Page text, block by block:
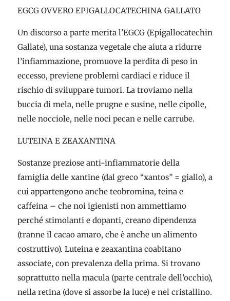
EGCG OVVERO EPIGALLOCATECHINA GALLATO
Un discorso a parte merita l’EGCG (Epigallocatechin
Gallate), una sostanza vegetale che aiuta a ridurre
l’infiammazione, promuove la perdita di peso in
eccesso, previene problemi cardiaci e riduce il
rischio di sviluppare tumori. La troviamo nella
buccia di mela, nelle prugne e susine, nelle cipolle,
nelle nocciole, nelle noci pecan e nelle carrube.
LUTEINA E ZEAXANTINA
Sostanze preziose anti-infiammatorie della
famiglia delle xantine (dal greco “xantos” = giallo), a
cui appartengono anche teobromina, teina e
caffeina – che noi igienisti non ammettiamo
perché stimolanti e dopanti, creano dipendenza
(tranne il cacao amaro, che è anche un alimento
costruttivo). Luteina e zeaxantina coabitano
associate, con prevalenza della prima. Si trovano
soprattutto nella macula (parte centrale dell’occhio),
nella retina (dove si assorbe la luce) e nel cristallino.